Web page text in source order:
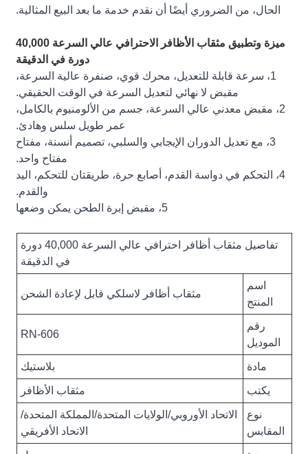
الحال، من الضروري أيضًا أن نقدم خدمة ما بعد البيع المثالية.
ميزة وتطبيق مثقاب الأظافر الاحترافي عالي السرعة 40,000
دورة في الدقيقة
1، سرعة قابلة للتعديل، محرك قوي، صنفرة عالية السرعة،
مقبض لا نهائي لتعديل السرعة في الوقت الحقيقي.
2، مقبض معدني عالي السرعة، جسم من الألومنيوم بالكامل،
عمر طويل سلس وهادئ.
3، مع تعديل الدوران الإيجابي والسلبي، تصميم أنسنة، مفتاح
مفتاح واحد.
4، التحكم في دواسة القدم، أصابع حرة، طريقتان للتحكم، اليد
والقدم.
5، مقبض إبرة الطحن يمكن وضعها
تفاصيل مثقاب أظافر احترافي عالي السرعة 40,000 دورة
في الدقيقة
اسم
المنتج
مثقاب أظافر لاسلكي قابل لإعادة الشحن
رقم
الموديل
RN-606
مادة بلاستيك
يكتب مثقاب الأظافر
نوع
المقابس
الاتحاد الأوروبي/الولايات المتحدة/المملكة المتحدة/
الاتحاد الأفريقي